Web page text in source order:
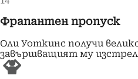
Фрапантен пропуск
Оли Уоткинс получи
завършващият му